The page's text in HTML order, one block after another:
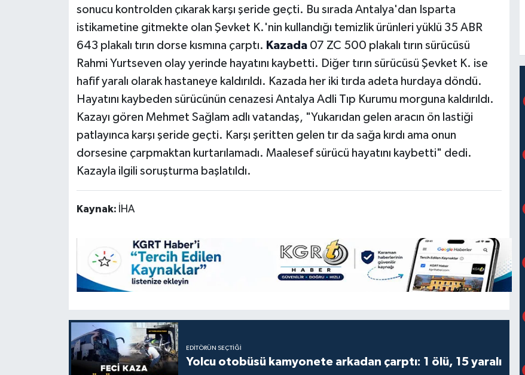
sonucu kontrolden çıkarak karşı şeride geçti. Bu sırada Antalya'dan Isparta
istikametine gitmekte olan Şevket K.'nin kullandığı temizlik ürünleri yüklü 35 ABR
643 plakalı tırın dorse kısmına çarptı. Kazada 07 ZC 500 plakalı tırın sürücüsü
Rahmi Yurtseven olay yerinde hayatını kaybetti. Diğer tırın sürücüsü Şevket K. ise
hafif yaralı olarak hastaneye kaldırıldı. Kazada her iki tırda adeta hurdaya döndü.
Hayatını kaybeden sürücünün cenazesi Antalya Adli Tıp Kurumu morguna kaldırıldı.
Kazayı gören Mehmet Sağlam adlı vatandaş, "Yukarıdan gelen aracın ön lastiği
patlayınca karşı şeride geçti. Karşı şeritten gelen tır da sağa kırdı ama onun
dorsesine çarpmaktan kurtarılamadı. Maalesef sürücü hayatını kaybetti" dedi.
Kazayla ilgili soruşturma başlatıldı.
Kaynak: İHA
EDITÖRÜN SEÇTIĞI
Yolcu otobüsü kamyonete arkadan çarptı: 1 ölü, 15 yaralı